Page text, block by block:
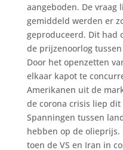
aangeboden. De
gemiddeld werden er
geproduceerd. Dit had
de prijzenoorlog
Door het openzetten
elkaar kapot te
Amerikanen uit de
de corona crisis liep
Spanningen tussen
hebben op de olieprijs.
toen de VS en Iran in